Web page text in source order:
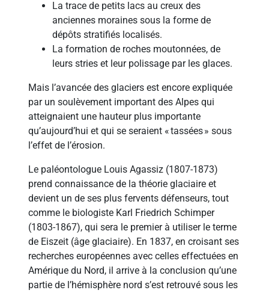
La trace de petits lacs au creux des
anciennes moraines sous la forme de
dépôts stratifiés localisés.
La formation de roches moutonnées, de
leurs stries et leur polissage par les glaces.
Mais l’avancée des glaciers est encore expliquée
par un soulèvement important des Alpes qui
atteignaient une hauteur plus importante
qu’aujourd’hui et qui se seraient « tassées » sous
l’effet de l’érosion.
Le paléontologue Louis Agassiz (1807-1873)
prend connaissance de la théorie glaciaire et
devient un de ses plus fervents défenseurs, tout
comme le biologiste Karl Friedrich Schimper
(1803-1867), qui sera le premier à utiliser le terme
de Eiszeit (âge glaciaire). En 1837, en croisant ses
recherches européennes avec celles effectuées en
Amérique du Nord, il arrive à la conclusion qu’une
partie de l’hémisphère nord s’est retrouvé sous les